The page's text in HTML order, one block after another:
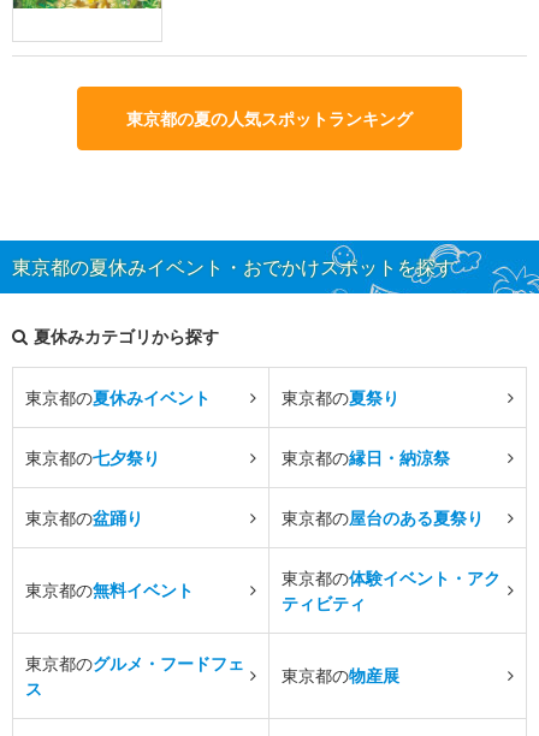
東京都の夏の人気スポットランキング
東京都の夏休みイベント・おでかけスポットを探す
夏休みカテゴリから探す
東京都の夏休みイベント 東京都の夏祭り
東京都の七夕祭り 東京都の縁日・納涼祭
東京都の盆踊り 東京都の屋台のある夏祭り
東京都の無料イベント
東京都の体験イベント・アク
ティビティ
東京都のグルメ・フードフェ
ス
東京都の物産展